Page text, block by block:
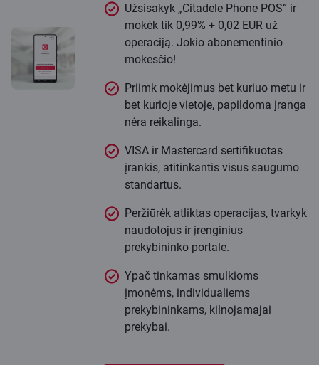
Užsisakyk „Citadele Phone POS“ ir
mokėk tik 0,99% + 0,02 EUR už
operaciją. Jokio abonementinio
mokesčio!
Priimk mokėjimus bet kuriuo metu ir
bet kurioje vietoje, papildoma įranga
nėra reikalinga.
VISA ir Mastercard sertifikuotas
įrankis, atitinkantis visus saugumo
standartus.
Peržiūrėk atliktas operacijas, tvarkyk
naudotojus ir įrenginius
prekybininko portale.
Ypač tinkamas smulkioms
įmonėms, individualiems
prekybininkams, kilnojamajai
prekybai.